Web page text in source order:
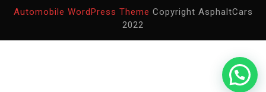
Automobile WordPress Theme Copyright AsphaltCars
2022